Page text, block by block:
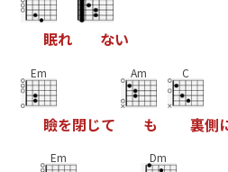
眠れ ない
Em
瞼を閉じて
Am
も
C
裏側
Em Dm